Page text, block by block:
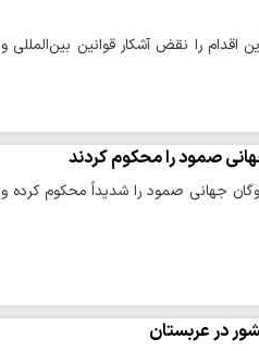
را نقض آشکار قوانین بین‌المللی و
ماده‌ای ترامپ و حمله اسرائیل به ناوگان جهانی صمود را شدیداً محکوم کرده و
در عربستان